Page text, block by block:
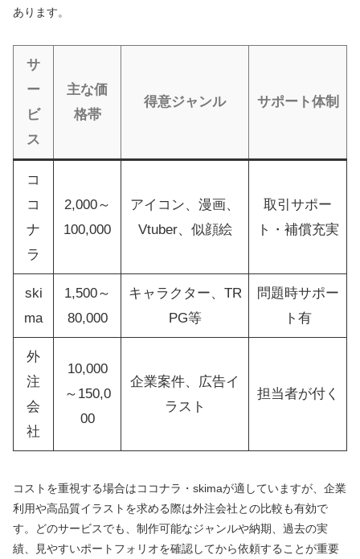
あります。
サ
ー
ビ
ス
主な価
格帯
得意ジャンル サポート体制
コ
コ
ナ
ラ
2,000～
100,000
アイコン、漫画、
Vtuber、似顔絵
取引サポー
ト・補償充実
ski
ma
1,500～
80,000
キャラクター、TR
PG等
問題時サポー
ト有
外
注
会
社
10,000
～150,0
00
企業案件、広告イ
ラスト
担当者が付く
コストを重視する場合はココナラ・skimaが適していますが、企業
利用や高品質イラストを求める際は外注会社との比較も有効で
す。どのサービスでも、制作可能なジャンルや納期、過去の実
績、見やすいポートフォリオを確認してから依頼することが重要